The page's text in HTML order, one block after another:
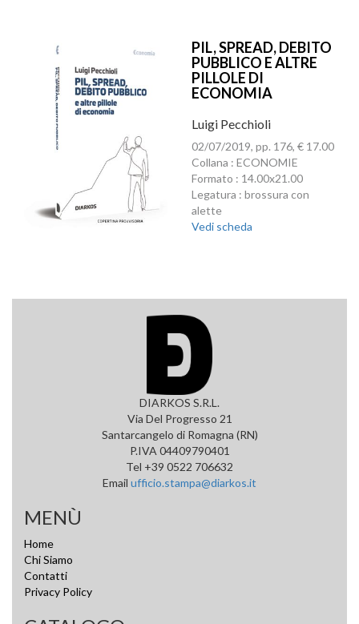
PIL, SPREAD, DEBITO
PUBBLICO E ALTRE
PILLOLE DI
ECONOMIA
Luigi Pecchioli
02/07/2019, pp. 176, € 17.00
Collana : ECONOMIE
Formato : 14.00x21.00
Legatura : brossura con
alette
Vedi scheda
DIARKOS S.R.L.
Via Del Progresso 21
Santarcangelo di Romagna (RN)
P.IVA 04409790401
Tel +39 0522 706632
Email ufficio.stampa@diarkos.it
MENÙ
Home
Chi Siamo
Contatti
Privacy Policy